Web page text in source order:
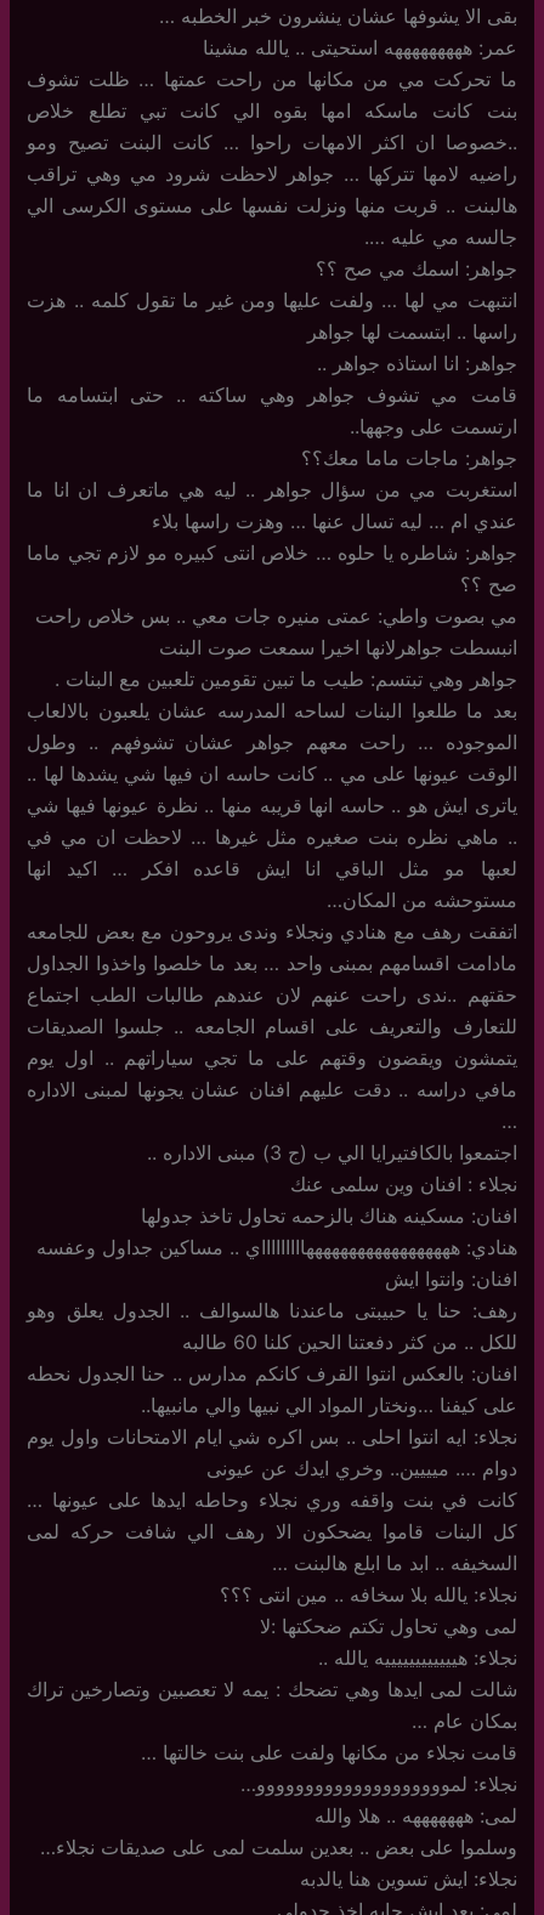
بقى الا يشوفها عشان ينشرون خبر الخطبه …
عمر: هههههههههه استحيتى .. يالله مشينا
ما تحركت مي من مكانها من راحت عمتها … ظلت تشوف
بنت كانت ماسكه امها بقوه الي كانت تبي تطلع خلاص
..خصوصا ان اكثر الامهات راحوا … كانت البنت تصيح ومو
راضيه لامها تتركها … جواهر لاحظت شرود مي وهي تراقب
هالبنت .. قربت منها ونزلت نفسها على مستوى الكرسى الي
جالسه مي عليه ….
جواهر: اسمك مي صح ؟؟
انتبهت مي لها … ولفت عليها ومن غير ما تقول كلمه .. هزت
راسها .. ابتسمت لها جواهر
جواهر: انا استاذه جواهر ..
قامت مي تشوف جواهر وهي ساكته .. حتى ابتسامه ما
ارتسمت على وجهها..
جواهر: ماجات ماما معك؟؟
استغربت مي من سؤال جواهر .. ليه هي ماتعرف ان انا ما
عندي ام … ليه تسال عنها … وهزت راسها بلاء
جواهر: شاطره يا حلوه … خلاص انتى كبيره مو لازم تجي ماما
صح ؟؟
مي بصوت واطي: عمتى منيره جات معي .. بس خلاص راحت
انبسطت جواهرلانها اخيرا سمعت صوت البنت
جواهر وهي تبتسم: طيب ما تبين تقومين تلعبين مع البنات .
بعد ما طلعوا البنات لساحه المدرسه عشان يلعبون بالالعاب
الموجوده … راحت معهم جواهر عشان تشوفهم .. وطول
الوقت عيونها على مي .. كانت حاسه ان فيها شي يشدها لها ..
ياترى ايش هو .. حاسه انها قريبه منها .. نظرة عيونها فيها شي
.. ماهي نظره بنت صغيره مثل غيرها … لاحظت ان مي في
لعبها مو مثل الباقي انا ايش قاعده افكر … اكيد انها
مستوحشه من المكان…
اتفقت رهف مع هنادي ونجلاء وندى يروحون مع بعض للجامعه
مادامت اقسامهم بمبنى واحد … بعد ما خلصوا واخذوا الجداول
حقتهم ..ندى راحت عنهم لان عندهم طالبات الطب اجتماع
للتعارف والتعريف على اقسام الجامعه .. جلسوا الصديقات
يتمشون ويقضون وقتهم على ما تجي سياراتهم .. اول يوم
مافي دراسه .. دقت عليهم افنان عشان يجونها لمبنى الاداره
…
اجتمعوا بالكافتيرايا الي ب (ج 3) مبنى الاداره ..
نجلاء : افنان وين سلمى عنك
افنان: مسكينه هناك بالزحمه تحاول تاخذ جدولها
هنادي: ههههههههههههههههههاااااااااي .. مساكين جداول وعفسه
افنان: وانتوا ايش
رهف: حنا يا حبيبتى ماعندنا هالسوالف .. الجدول يعلق وهو
للكل .. من كثر دفعتنا الحين كلنا 60 طالبه
افنان: بالعكس انتوا القرف كانكم مدارس .. حنا الجدول نحطه
على كيفنا …ونختار المواد الي نبيها والي مانبيها..
نجلاء: ايه انتوا احلى .. بس اكره شي ايام الامتحانات واول يوم
دوام …. ميييين.. وخري ايدك عن عيونى
كانت في بنت واقفه وري نجلاء وحاطه ايدها على عيونها …
كل البنات قاموا يضحكون الا رهف الي شافت حركه لمى
السخيفه .. ابد ما ابلع هالبنت …
نجلاء: يالله بلا سخافه .. مين انتى ؟؟؟
لمى وهي تحاول تكتم ضحكتها :لا
نجلاء: هييييييييييييه يالله ..
شالت لمى ايدها وهي تضحك : يمه لا تعصبين وتصارخين تراك
بمكان عام …
قامت نجلاء من مكانها ولفت على بنت خالتها …
نجلاء: لموووووووووووووووووووو…
لمى: هههههههه .. هلا والله
وسلموا على بعض .. بعدين سلمت لمى على صديقات نجلاء…
نجلاء: ايش تسوين هنا يالدبه